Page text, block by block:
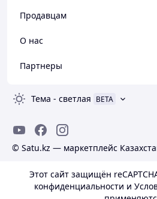
Продавцам
О нас
Партнеры
Тема - светлая BETA
© Satu.kz — маркетплейс
Этот сайт защищён
конфиденциальности и